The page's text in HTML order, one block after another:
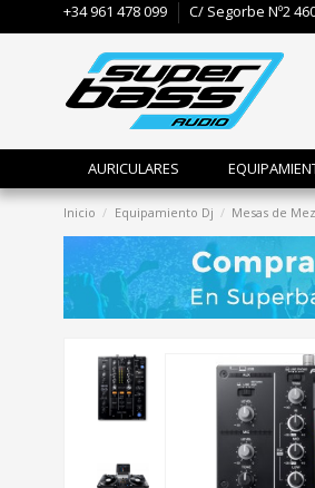
+34 961 478 099 C/ Segorbe Nº2
AURICULARES
Inicio Equipamiento Dj Mesas de